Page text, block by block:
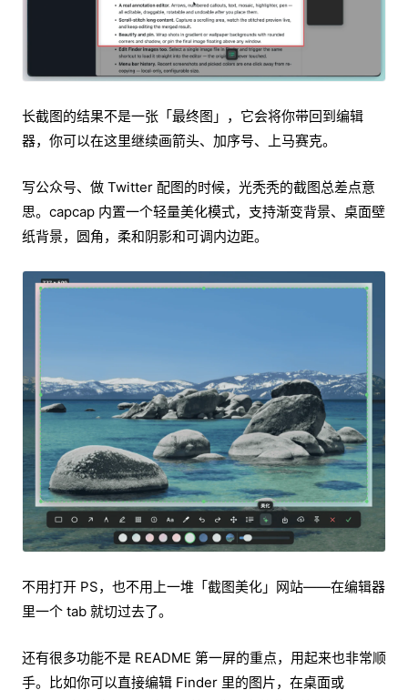
长截图的结果不是一张「最终图」，它会将你带回到编辑
器，你可以在这里继续画箭头、加序号、上马赛克。
写公众号、做 Twitter 配图的时候，光秃秃的截图总差点意
思。capcap 内置一个轻量美化模式，支持渐变背景、桌面壁
纸背景，圆角，柔和阴影和可调内边距。
不用打开 PS，也不用上一堆「截图美化」网站——在编辑器
里一个 tab 就切过去了。
还有很多功能不是 README 第一屏的重点，用起来也非常顺
手。比如你可以直接编辑 Finder 里的图片，在桌面或